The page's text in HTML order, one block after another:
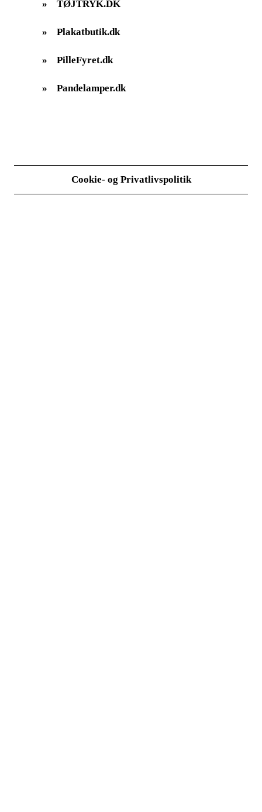
» TØJTRYK.DK
» Plakatbutik.dk
» PilleFyret.dk
» Pandelamper.dk
Cookie- og Privatlivspolitik